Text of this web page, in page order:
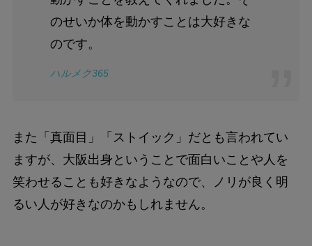
のせいか体を動かすことは大好きな
のです。
ハルメク365
また「真面目」「ストイック」だとも言われてい
ますが、大阪出身ということで面白いことや人を
笑わせることも好きなようなので、ノリが良く明
るい人が好きなのかもしれません。